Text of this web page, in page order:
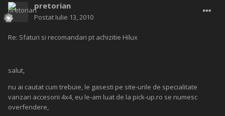
pretorian
Postat Iulie 13, 2010
Re: Sfaturi si recomandari pt achizitie Hilux
salut,
nu ai cautat cum trebuie, le gasesti pe site-urile de specialitate
vanzari accesorii 4x4, eu le-am luat de la pick-up.ro se numesc
overfendere,